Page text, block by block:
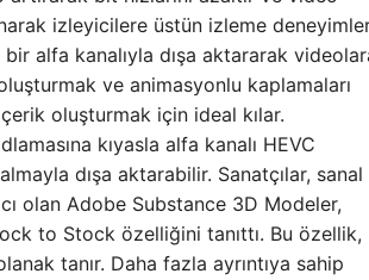
izleyicilere üstün izleme
bir alfa kanalıyla dışa aktararak
ve animasyonlu kaplamaları
oluşturmak için ideal kılar.
kıyasla alfa kanalı HEVC
dışa aktarabilir. Sanatçılar, sanal
olan Adobe Substance 3D Modeler,
to Stock özelliğini tanıttı. Bu özellik,
tanır. Daha fazla ayrıntıya sahip